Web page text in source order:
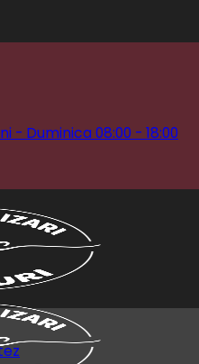
- Duminica 08:00 - 18:00